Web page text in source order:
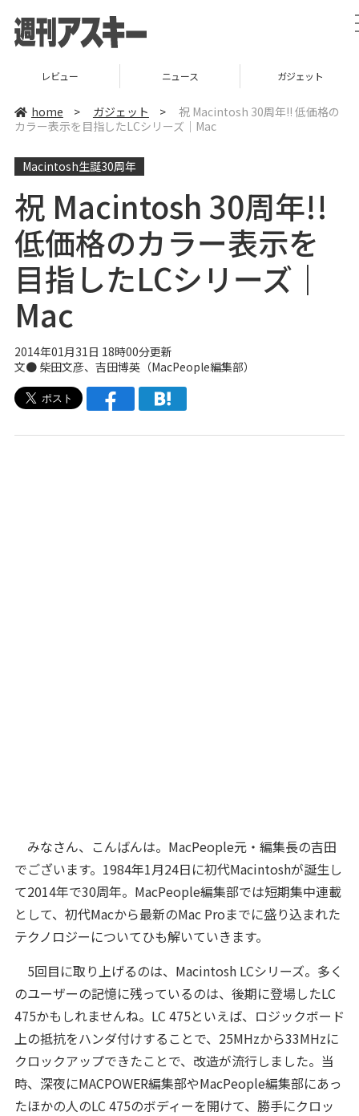
レビュー ニュース ガジェット
home > ガジェット >
祝 Macintosh 30周年!! 低価格の
カラー表示を目指したLCシリーズ｜Mac
Macintosh生誕30周年
祝 Macintosh 30周年!!
低価格のカラー表示を
目指したLCシリーズ｜
Mac
2014年01月31日 18時00分更新
文● 柴田文彦、 吉田博英（MacPeople編集部）
みなさん、こんばんは。MacPeople元・編集長の吉田
でございます。1984年1月24日に初代Macintoshが誕生し
て2014年で30周年。MacPeople編集部では短期集中連載
として、初代Macから最新のMac Proまでに盛り込まれた
テクノロジーについてひも解いていきます。
5回目に取り上げるのは、Macintosh LCシリーズ。多く
のユーザーの記憶に残っているのは、後期に登場したLC
475かもしれませんね。LC 475といえば、ロジックボード
上の抵抗をハンダ付けすることで、25MHzから33MHzに
クロックアップできたことで、改造が流行しました。当
時、深夜にMACPOWER編集部やMacPeople編集部にあっ
たほかの人のLC 475のボディーを開けて、勝手にクロッ